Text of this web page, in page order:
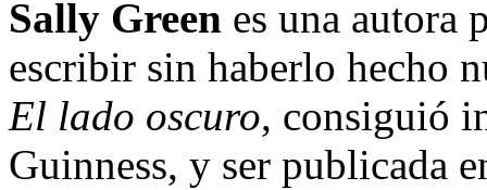
Sally Green es una autora
escribir sin haberlo hecho
El lado oscuro, consiguió
Guinness, y ser publicada